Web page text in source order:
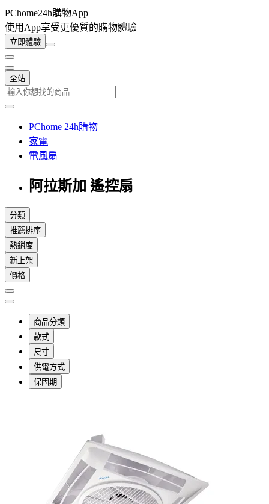
PChome24h購物App
使用App享受更優質的購物體驗
立即體驗
全站
PChome 24h購物
家電
電風扇
阿拉斯加 遙控扇
分類
推薦排序
熱銷度
新上架
價格
商品分類
款式
尺寸
供電方式
保固期